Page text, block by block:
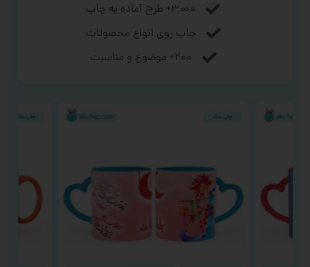
۳۰۰۰+ طرح آماده به چاپ
چاپ روی انواع محصولات
۲۰۰+ موضوع و مناسبت